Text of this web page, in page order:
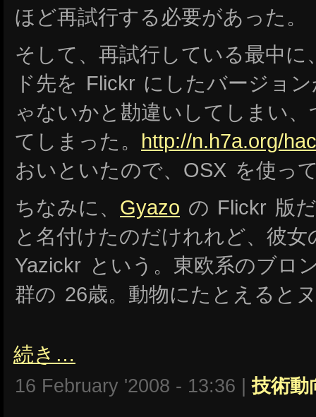
ほど再試行する必要があった。
そして、再試行している最中に
ド先を Flickr にしたバージョ
ゃないかと勘違いしてしまい
てしまった。 http://n.h7a.org/
おいといたので、OSX を使っ
ちなみに、 Gyazo の Flickr 版
と名付けたのだけれれど、彼
Yazickr という。東欧系のブロ
群の 26歳。動物にたとえると
続き…
16 February '2008 - 13:36 |技術動